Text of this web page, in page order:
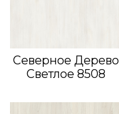
Северное Дерево
Светлое 8508